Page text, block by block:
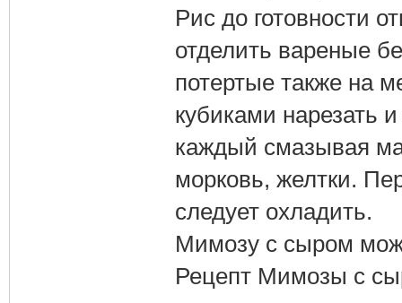
Рис до готовности
отделить вареные
потертые также на
кубиками нарезать
каждый смазывая
морковь, желтки.
следует охладить.
Мимозу с сыром
Рецепт Мимозы с